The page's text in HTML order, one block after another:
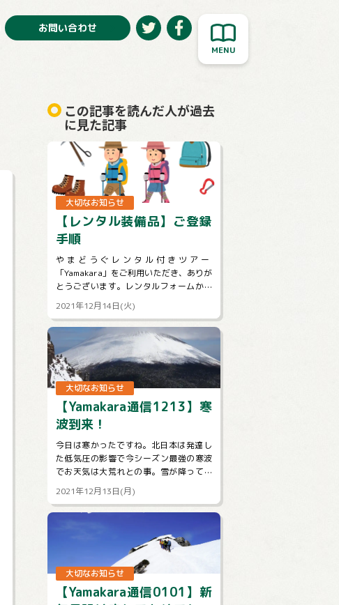
お問い合わせ
この記事を読んだ人が過去
に見た記事
大切なお知らせ
【レンタル装備品】ご登録
手順
やまどうぐレンタル付きツアー
「Yamakara」をご利用いただき、ありが
とうございます。レンタルフォームから
の、装備の登録・変更手順についてご説
明させていただきます。【注意事項】★
ツ...
2021年12月14日(火)
大切なお知らせ
【Yamakara通信1213】寒
波到来！
今日は寒かったですね。北日本は発達し
た低気圧の影響で今シーズン最強の寒波
でお天気は大荒れとの事。雪が降ってく
れるのはいいですが、吹雪とかはちょっ
と。。。明日からも冷えるようですので
山...
2021年12月13日(月)
大切なお知らせ
【Yamakara通信0101】新